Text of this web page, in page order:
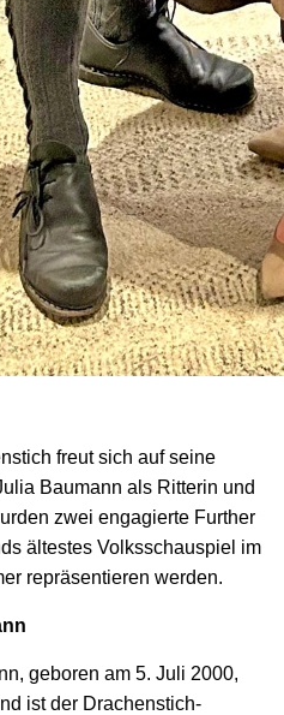
freut sich auf seine
Baumann als Ritterin und
zwei engagierte Further
ältestes Volksschauspiel im
repräsentieren werden.
geboren am 5. Juli 2000,
ist der Drachenstich-